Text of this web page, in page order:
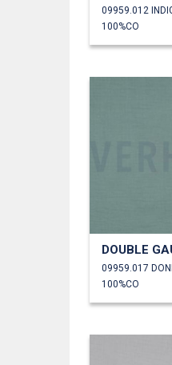
09959.012
100%CO
DOUBLE
09959.017
100%CO